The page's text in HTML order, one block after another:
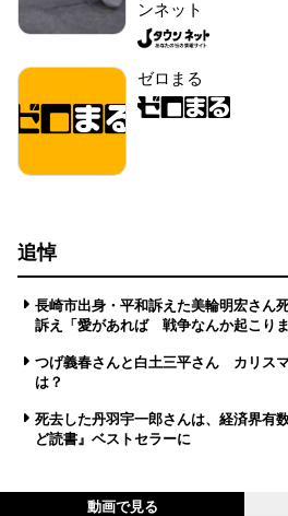
ンネット
ゼロまる
追悼
長崎市出身・平和訴えた美輪明宏さ
訴え「愛があれば 戦争なんか起こりま
つげ義春さんと白土三平さん カリス
は？
死去した丹羽宇一郎さんは、経済界
ど読書』ベストセラーに
動画で見る